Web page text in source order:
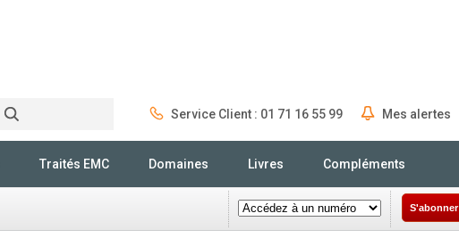
Service Client : 01 71 16 55 99 Mes alertes
Traités EMC Domaines Livres Compléments
S'abonner